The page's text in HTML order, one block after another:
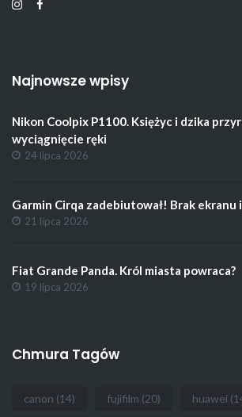
Najnowsze wpisy
Nikon Coolpix P1100. Księżyc i dzika
wyciągnięcie ręki
24 lipca 2026
Garmin Cirqa zadebiutował! Brak ekranu
21 lipca 2026
Fiat Grande Panda. Król miasta powraca?
19 lipca 2026
Chmura Tagów
canon (14) fujifilm (20) huawei